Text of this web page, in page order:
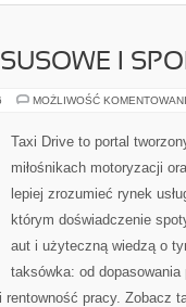
I
MOŻLIWOŚĆ
Taxi Drive to portal
miłośnikach motoryzacji
lepiej zrozumieć rynek
którym doświadczenie
aut i użyteczną wiedzą o
taksówka: od
pracy. Zobacz